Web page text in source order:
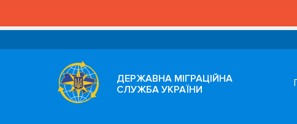
ДЕРЖАВНА МІГРАЦІЙНА
СЛУЖБА УКРАЇНИ